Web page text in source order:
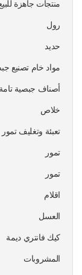
منتجات جاهزة
رول
حديد
مواد خام تصنيع
أصناف جبصية
خلاص
تعبئة وتغليف
تمور
تمور
اقلام
العسل
كيك فانتري ديمة
المشروبات